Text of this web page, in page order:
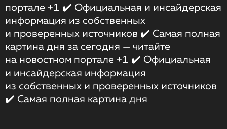
портале +1 ✔️ Официальная и инсайдерская
информация из собственных
и проверенных источников ✔️ Самая полная
картина дня за сегодня — читайте
на новостном портале +1 ✔️ Официальная
и инсайдерская информация
из собственных и проверенных источников
✔️ Самая полная картина дня